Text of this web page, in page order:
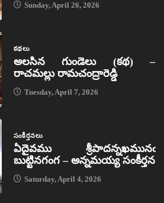
Sunday, April 26, 2026
కథలు
అలసిన గుండెలు (కథ) –
రాచమల్లు రామచంద్రారెడ్డి
Tuesday, April 7, 2026
సంకీర్తనలు
ఏదైవము శ్రీపాదన్నఖమునఁ
బుట్టినగంగ – అన్నమయ్య సంకీర్తన
Saturday, April 4, 2026